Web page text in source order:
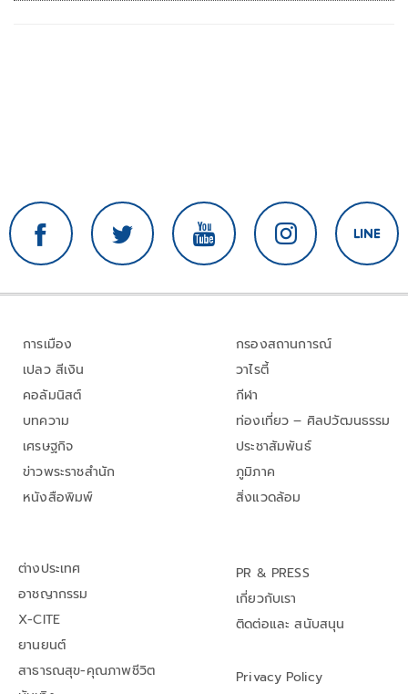
การเมือง
เปลว สีเงิน
คอลัมนิสต์
บทความ
เศรษฐกิจ
ข่าวพระราชสำนัก
หนังสือพิมพ์
กรองสถานการณ์
วาไรตี้
กีฬา
ท่องเที่ยว – ศิลปวัฒนธรรม
ประชาสัมพันธ์
ภูมิภาค
สิ่งแวดล้อม
ต่างประเทศ
อาชญากรรม
X-CITE
ยานยนต์
สาธารณสุข-คุณภาพชีวิต
PR & PRESS
เกี่ยวกับเรา
ติดต่อและ สนับสนุน
Privacy Policy